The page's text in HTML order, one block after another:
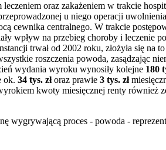
oraz zakażeniem w trakcie
u niego operacji
centralnego. W trakcie
wpływ na przebieg choroby i leczenie
trwał od 2002 roku, złożyła się
roszczenia powoda, zasądzając
wydania wyroku wynosiły kolejne 180
ok. 34 tys. złoraz prawie 3 tys. zł
kwoty miesięcznej renty również
proces - powoda -